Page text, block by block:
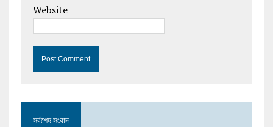
Website
সর্বশেষ সংবাদ